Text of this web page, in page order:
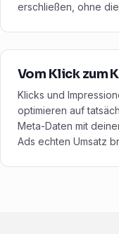
erschließen, ohne
Vom Klick zum
Klicks und
optimieren auf
Meta-Daten mit
Ads echten Umsatz